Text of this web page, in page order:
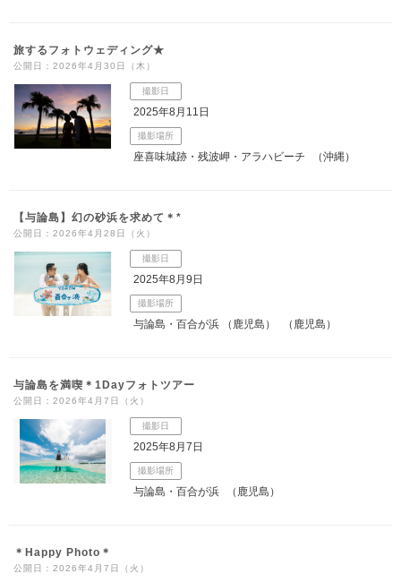
旅するフォトウェディング★
公開日：2026年4月30日（木）
撮影日
2025年8月11日
撮影場所
座喜味城跡・残波岬・アラハビーチ （沖縄）
【与論島】幻の砂浜を求めて＊*
公開日：2026年4月28日（火）
撮影日
2025年8月9日
撮影場所
与論島・百合が浜 （鹿児島） （鹿児島）
与論島を満喫＊1Dayフォトツアー
公開日：2026年4月7日（火）
撮影日
2025年8月7日
撮影場所
与論島・百合が浜 （鹿児島）
＊Happy Photo＊
公開日：2026年4月7日（火）